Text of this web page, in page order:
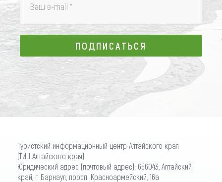
Ваш e-mail *
ПОДПИСАТЬСЯ
ПОДПИСАТЬСЯ
Туристский информационный центр Алтайского края
(ТИЦ Алтайского края)
Юридический адрес (почтовый адрес): 656043, Алтайский
край, г. Барнаул, просп. Красноармейский, 16а